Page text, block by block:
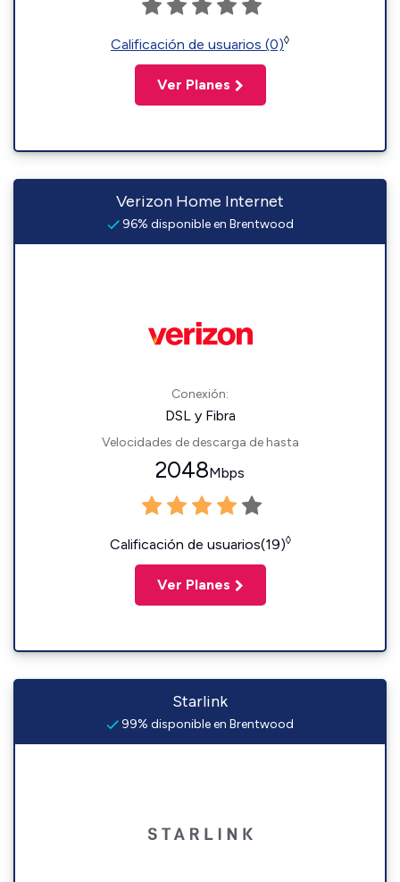
Calificación de usuarios (0)◊
Ver Planes
Verizon Home Internet
96% disponible en Brentwood
Conexión:
DSL y Fibra
Velocidades de descarga de hasta
2048Mbps
Calificación de usuarios(19)◊
Ver Planes
Starlink
99% disponible en Brentwood